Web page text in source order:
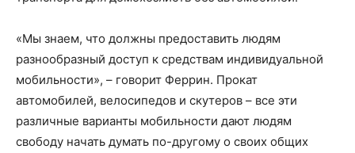
«Мы знаем, что должны предоставить людям
разнообразный доступ к средствам индивидуальной
мобильности», – говорит Феррин. Прокат
автомобилей, велосипедов и скутеров – все эти
различные варианты мобильности дают людям
свободу начать думать по-другому о своих общих